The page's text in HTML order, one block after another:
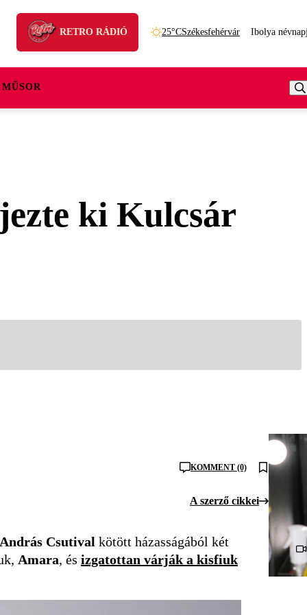
RETRO RÁDIÓ 25°CSzékesfehérvár Ibolya
ki Kulcsár
KOMMENT (0)
A szerző cikkei
Csutival kötött házasságából két
Amara, és izgatottan várják a kisfiuk